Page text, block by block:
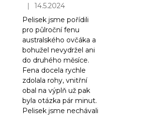
z 5 hvězdiček.
Hodnocení obchodu je 3 z 5 hvězdiček.
|
14.5.2024
Pelisek jsme pořídili
pro půlroční fenu
australského ovčáka a
bohužel nevydržel ani
do druhého měsíce.
Fena docela rychle
zdolala rohy, vnitřní
obal na výplň už pak
byla otázka pár minut.
Pelisek jsme nechávali